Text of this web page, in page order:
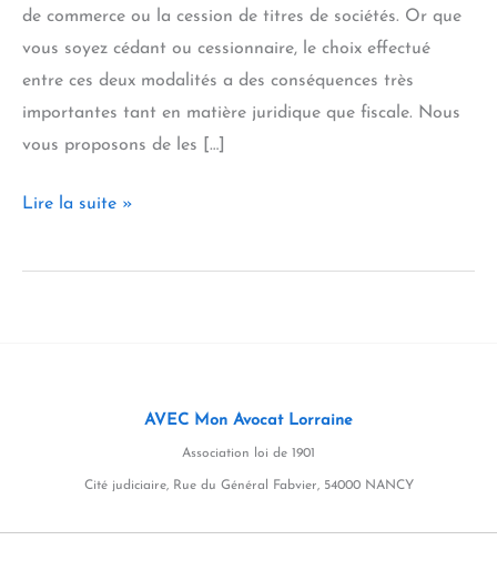
de commerce ou la cession de titres de sociétés. Or que
vous soyez cédant ou cessionnaire, le choix effectué
entre ces deux modalités a des conséquences très
importantes tant en matière juridique que fiscale. Nous
vous proposons de les […]
Transmission
la
Lire la suite »
AVEC Mon Avocat Lorraine
Association loi de 1901
Cité judiciaire, Rue du Général Fabvier, 54000 NANCY